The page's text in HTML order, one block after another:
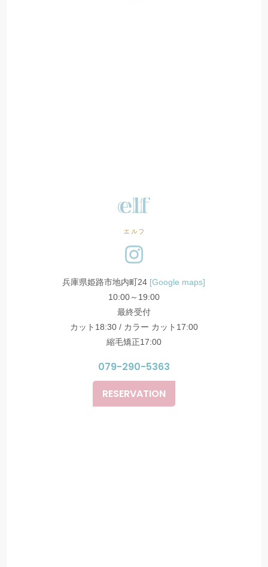
エルフ
兵庫県姫路市地内町24 [Google maps]
10:00～19:00
最終受付
カット18:30 / カラー カット17:00
縮毛矯正17:00
079-290-5363
RESERVATION